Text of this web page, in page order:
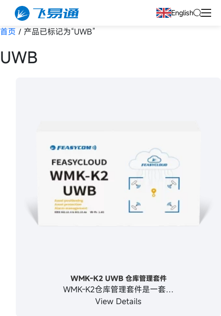
English
首页 / 产品已标记为“UWB”
UWB
WMK-K2 UWB 仓库管理套件
WMK-K2仓库管理套件是一套…
View Details